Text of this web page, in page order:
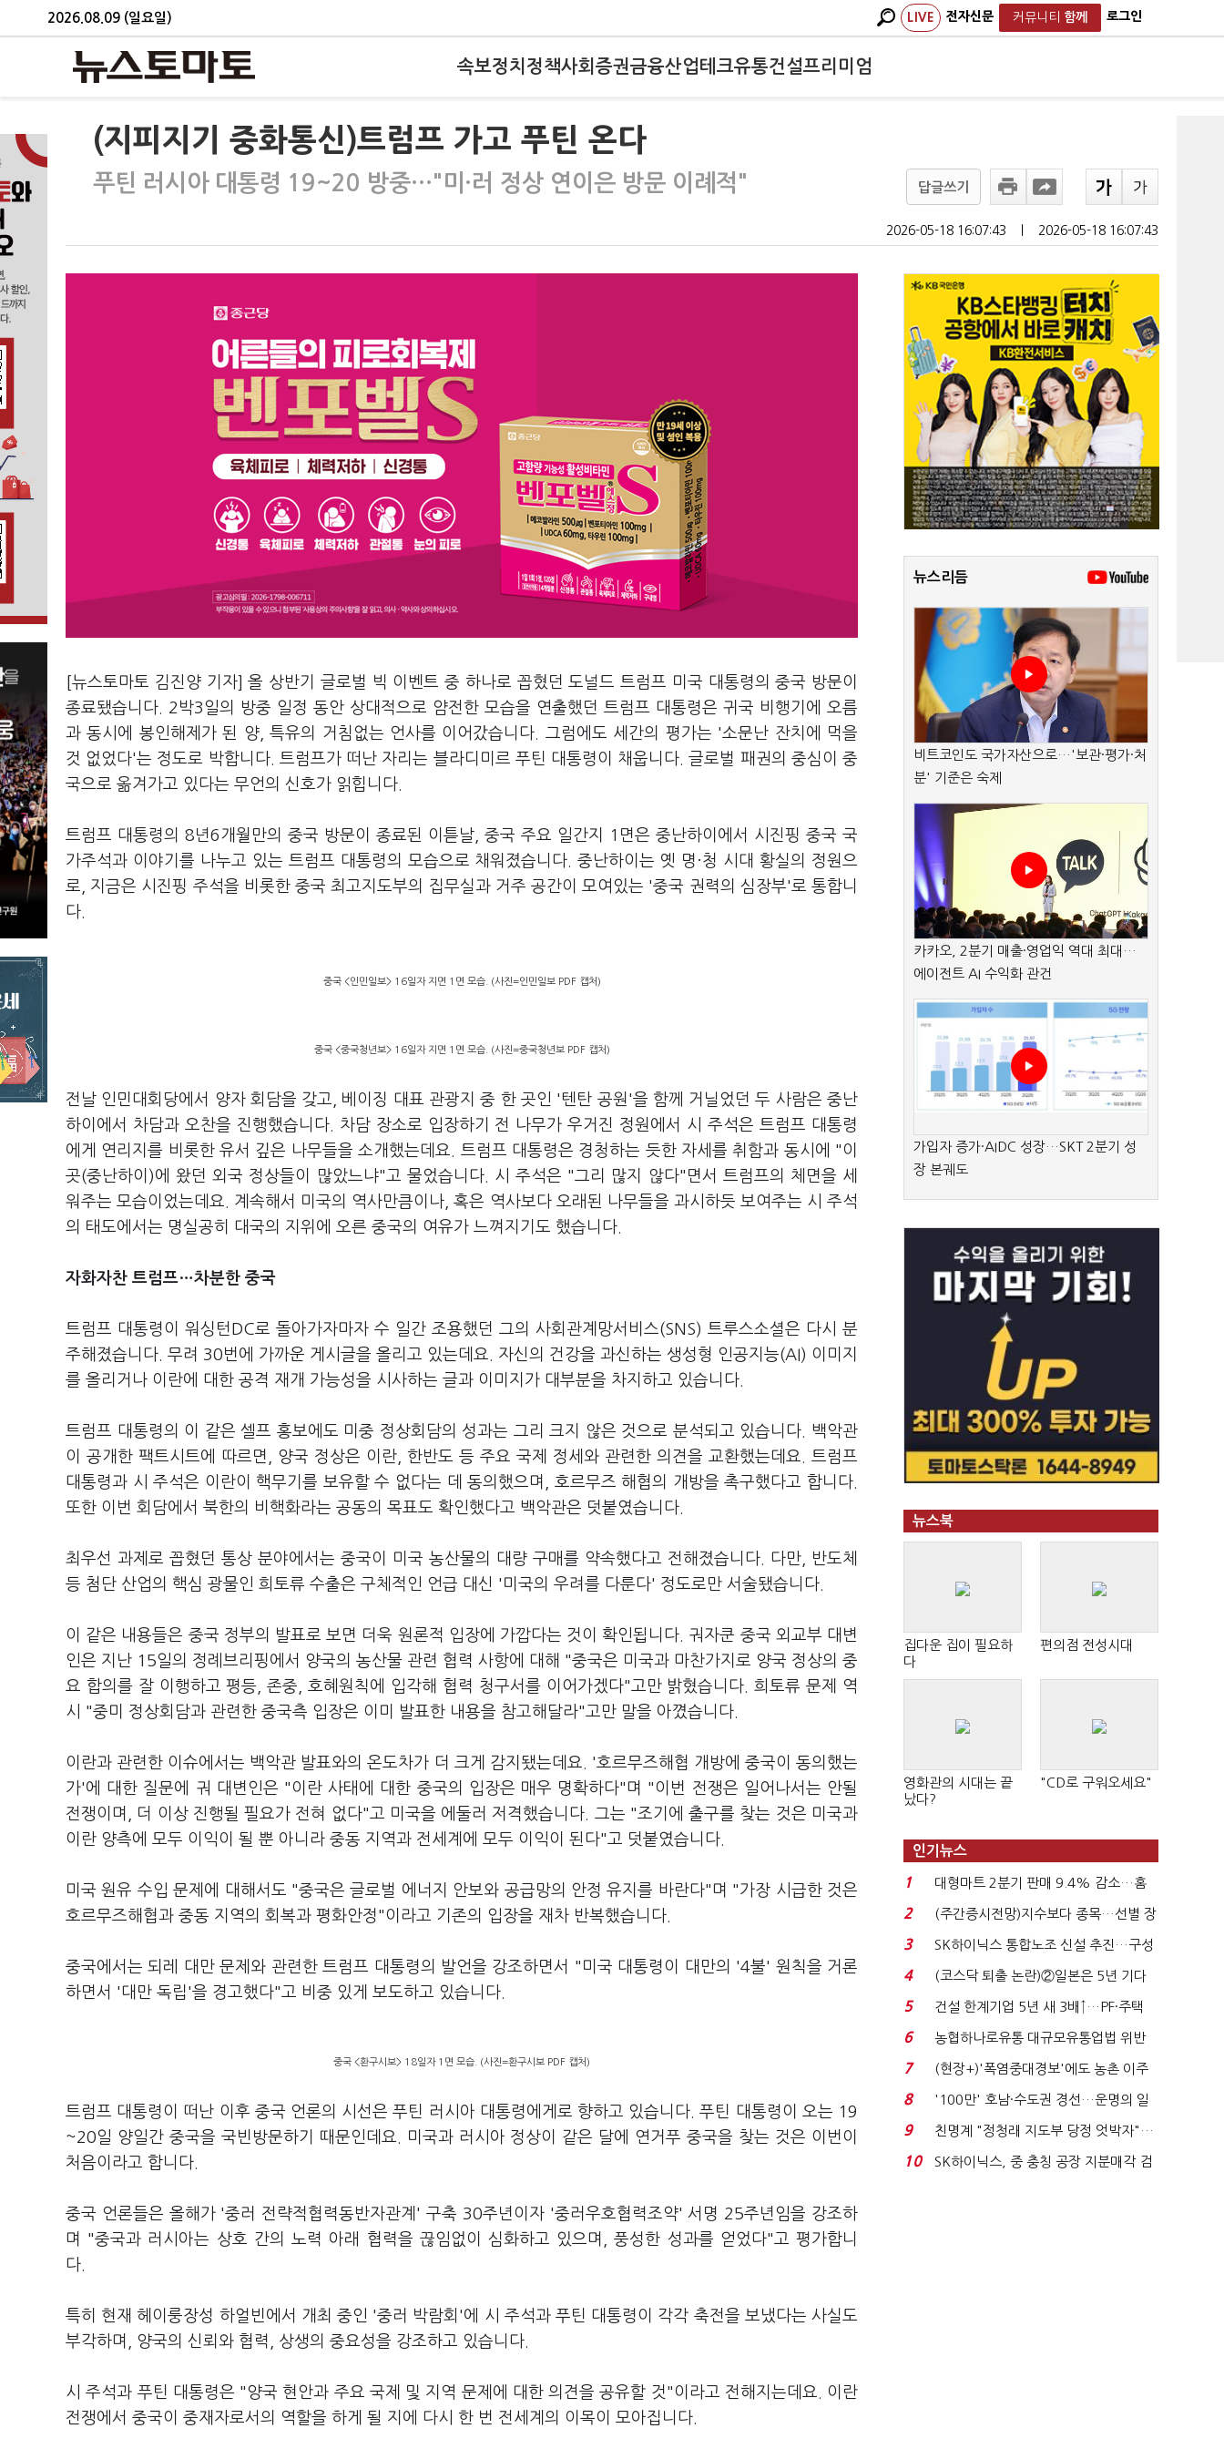
2026.08.09 (일요일) LIVE 전자신문 커뮤니티 함께 로그인
속보정치 정책사회 증권금융산업테크유통건설프리미엄
(지피지기 중화통신)트럼프 가고 푸틴 온다
푸틴 러시아 대통령 19~20 방중…"미·러 정상 연이은 방문 이례적" 답글쓰기
2026-05-18 16:07:43 2026-05-18 16:07:43
[뉴스토마토 김진양 기자] 올 상반기 글로벌 빅 이벤트 중 하나로 꼽혔던 도널드 트럼프 미국 대통령의 중국 방문이
종료됐습니다. 2박3일의 방중 일정 동안 상대적으로 얌전한 모습을 연출했던 트럼프 대통령은 귀국 비행기에 오름
과 동시에 봉인해제가 된 양, 특유의 거침없는 언사를 이어갔습니다. 그럼에도 세간의 평가는 '소문난 잔치에 먹을
것 없었다'는 정도로 박합니다. 트럼프가 떠난 자리는 블라디미르 푸틴 대통령이 채웁니다. 글로벌 패권의 중심이 중
국으로 옮겨가고 있다는 무언의 신호가 읽힙니다.
트럼프 대통령의 8년6개월만의 중국 방문이 종료된 이튿날, 중국 주요 일간지 1면은 중난하이에서 시진핑 중국 국
가주석과 이야기를 나누고 있는 트럼프 대통령의 모습으로 채워졌습니다. 중난하이는 옛 명·청 시대 황실의 정원으
로, 지금은 시진핑 주석을 비롯한 중국 최고지도부의 집무실과 거주 공간이 모여있는 '중국 권력의 심장부'로 통합니
다.
중국 <인민일보> 16일자 지면 1면 모습. (사진=인민일보 PDF 캡처)
중국 <중국청년보> 16일자 지면 1면 모습. (사진=중국청년보 PDF 캡처)
전날 인민대회당에서 양자 회담을 갖고, 베이징 대표 관광지 중 한 곳인 '텐탄 공원'을 함께 거닐었던 두 사람은 중난
하이에서 차담과 오찬을 진행했습니다. 차담 장소로 입장하기 전 나무가 우거진 정원에서 시 주석은 트럼프 대통령
에게 연리지를 비롯한 유서 깊은 나무들을 소개했는데요. 트럼프 대통령은 경청하는 듯한 자세를 취함과 동시에 "이
곳(중난하이)에 왔던 외국 정상들이 많았느냐"고 물었습니다. 시 주석은 "그리 많지 않다"면서 트럼프의 체면을 세
워주는 모습이었는데요. 계속해서 미국의 역사만큼이나, 혹은 역사보다 오래된 나무들을 과시하듯 보여주는 시 주석
의 태도에서는 명실공히 대국의 지위에 오른 중국의 여유가 느껴지기도 했습니다.
자화자찬 트럼프…차분한 중국
트럼프 대통령이 워싱턴DC로 돌아가자마자 수 일간 조용했던 그의 사회관계망서비스(SNS) 트루스소셜은 다시 분
주해졌습니다. 무려 30번에 가까운 게시글을 올리고 있는데요. 자신의 건강을 과신하는 생성형 인공지능(AI) 이미지
를 올리거나 이란에 대한 공격 재개 가능성을 시사하는 글과 이미지가 대부분을 차지하고 있습니다.
트럼프 대통령의 이 같은 셀프 홍보에도 미중 정상회담의 성과는 그리 크지 않은 것으로 분석되고 있습니다. 백악관
이 공개한 팩트시트에 따르면, 양국 정상은 이란, 한반도 등 주요 국제 정세와 관련한 의견을 교환했는데요. 트럼프
대통령과 시 주석은 이란이 핵무기를 보유할 수 없다는 데 동의했으며, 호르무즈 해협의 개방을 촉구했다고 합니다.
또한 이번 회담에서 북한의 비핵화라는 공동의 목표도 확인했다고 백악관은 덧붙였습니다.
최우선 과제로 꼽혔던 통상 분야에서는 중국이 미국 농산물의 대량 구매를 약속했다고 전해졌습니다. 다만, 반도체
등 첨단 산업의 핵심 광물인 희토류 수출은 구체적인 언급 대신 '미국의 우려를 다룬다' 정도로만 서술됐습니다.
이 같은 내용들은 중국 정부의 발표로 보면 더욱 원론적 입장에 가깝다는 것이 확인됩니다. 궈자쿤 중국 외교부 대변
인은 지난 15일의 정례브리핑에서 양국의 농산물 관련 협력 사항에 대해 "중국은 미국과 마찬가지로 양국 정상의 중
요 합의를 잘 이행하고 평등, 존중, 호혜원칙에 입각해 협력 청구서를 이어가겠다"고만 밝혔습니다. 희토류 문제 역
시 "중미 정상회담과 관련한 중국측 입장은 이미 발표한 내용을 참고해달라"고만 말을 아꼈습니다.
이란과 관련한 이슈에서는 백악관 발표와의 온도차가 더 크게 감지됐는데요. '호르무즈해협 개방에 중국이 동의했는
가'에 대한 질문에 궈 대변인은 "이란 사태에 대한 중국의 입장은 매우 명확하다"며 "이번 전쟁은 일어나서는 안될
전쟁이며, 더 이상 진행될 필요가 전혀 없다"고 미국을 에둘러 저격했습니다. 그는 "조기에 출구를 찾는 것은 미국과
이란 양측에 모두 이익이 될 뿐 아니라 중동 지역과 전세계에 모두 이익이 된다"고 덧붙였습니다.
미국 원유 수입 문제에 대해서도 "중국은 글로벌 에너지 안보와 공급망의 안정 유지를 바란다"며 "가장 시급한 것은
호르무즈해협과 중동 지역의 회복과 평화안정"이라고 기존의 입장을 재차 반복했습니다.
중국에서는 되레 대만 문제와 관련한 트럼프 대통령의 발언을 강조하면서 "미국 대통령이 대만의 '4불' 원칙을 거론
하면서 '대만 독립'을 경고했다"고 비중 있게 보도하고 있습니다.
중국 <환구시보> 18일자 1면 모습. (사진=환구시보 PDF 캡처)
트럼프 대통령이 떠난 이후 중국 언론의 시선은 푸틴 러시아 대통령에게로 향하고 있습니다. 푸틴 대통령이 오는 19
~20일 양일간 중국을 국빈방문하기 때문인데요. 미국과 러시아 정상이 같은 달에 연거푸 중국을 찾는 것은 이번이
처음이라고 합니다.
중국 언론들은 올해가 '중러 전략적협력동반자관계' 구축 30주년이자 '중러우호협력조약' 서명 25주년임을 강조하
며 "중국과 러시아는 상호 간의 노력 아래 협력을 끊임없이 심화하고 있으며, 풍성한 성과를 얻었다"고 평가합니
다.
특히 현재 헤이룽장성 하얼빈에서 개최 중인 '중러 박람회'에 시 주석과 푸틴 대통령이 각각 축전을 보냈다는 사실도
부각하며, 양국의 신뢰와 협력, 상생의 중요성을 강조하고 있습니다.
시 주석과 푸틴 대통령은 "양국 현안과 주요 국제 및 지역 문제에 대한 의견을 공유할 것"이라고 전해지는데요. 이란
전쟁에서 중국이 중재자로서의 역할을 하게 될 지에 다시 한 번 전세계의 이목이 모아집니다.
뉴스리듬
비트코인도 국가자산으로…'보관·평가·처
분' 기준은 숙제
카카오, 2분기 매출·영업익 역대 최대…
에이전트 AI 수익화 관건
가입자 증가·AIDC 성장…SKT 2분기 성
장 본궤도
뉴스북
집다운 집이 필요하
다
편의점 전성시대
영화관의 시대는 끝
났다?
"CD로 구워오세요"
인기뉴스
1
대형마트 2분기 판매 9.4% 감소…홈
플러스 사태 여파...
2
(주간증시전망)지수보다 종목…선별 장
세 이어진다...
3
SK하이닉스 통합노조 신설 추진…구성
원 간 성과급 불...
4
(코스닥 퇴출 논란)②일본은 5년 기다
려주는데 우리는 ...
5
건설 한계기업 5년 새 3배↑…PF·주택
침체에 재무 ...
6
농협하나로유통 대규모유통업법 위반
적발…공정위, 과...
7
(현장+)'폭염중대경보'에도 농촌 이주
노동자는 강행군…'야...
8
'100만' 호남·수도권 경선…운명의 일
주일
9
친명계 "정청래 지도부 당정 엇박자"…
친청계 "신천지 오...
10
SK하이닉스, 중 충칭 공장 지분매각 검